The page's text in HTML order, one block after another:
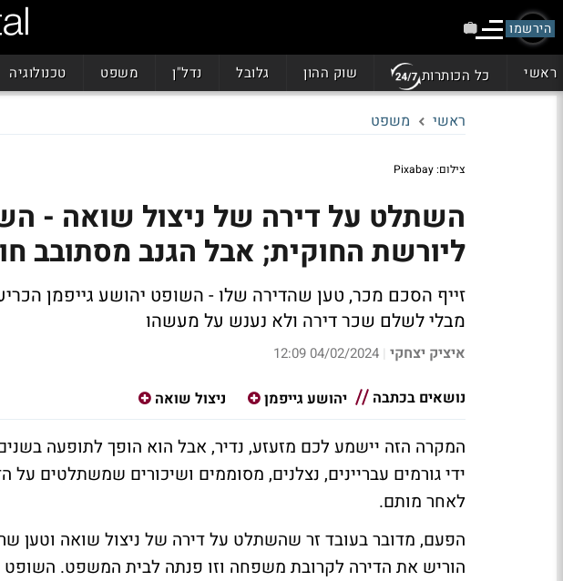
הירשמו
ראשי כל הכותרות שוק ההון גלובל נדל"ן משפט טכנולוגיה
ראשי משפט
צילום: Pixabay
השתלט על דירה של ניצול שואה -
ליורשת החוקית; אבל הגנב מסתובב
זייף הסכם מכר, טען שהדירה שלו - השופט יהושע גייפמן
מבלי לשלם שכר דירה ולא נענש על מעשהו
איציק יצחקי |
04/02/2024 12:09
נושאים בכתבה
יהושע גייפמן ניצול שואה
המקרה הזה יישמע לכם מזעזע, נדיר, אבל הוא הופך לתופעה
ידי גורמים עבריינים, נצלנים, מסוממים ושיכורים שמשתלטים
לאחר מותם.
הפעם, מדובר בעובד זר שהשתלט על דירה של ניצול שואה וטען
הוריש את הדירה לקרובת משפחה וזו פנתה לבית המשפט. השופט